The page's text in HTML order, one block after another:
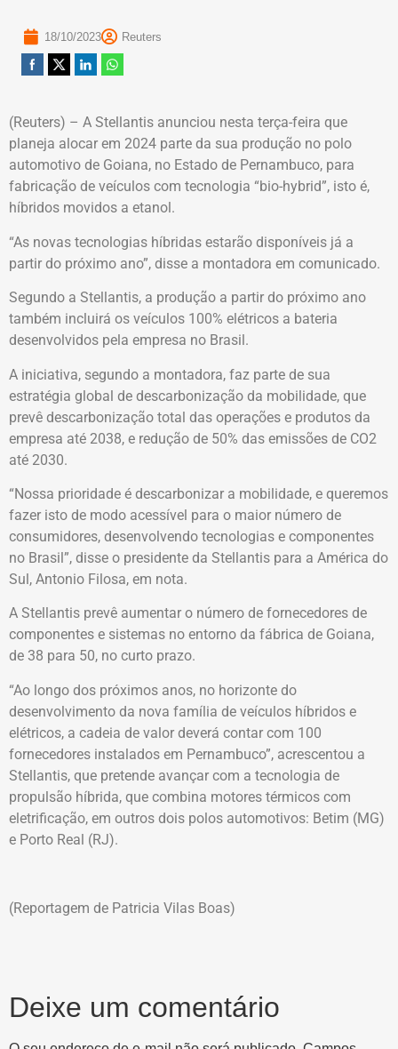
18/10/2023 Reuters
(Reuters) – A Stellantis anunciou nesta terça-feira que
planeja alocar em 2024 parte da sua produção no polo
automotivo de Goiana, no Estado de Pernambuco, para
fabricação de veículos com tecnologia “bio-hybrid”, isto é,
híbridos movidos a etanol.
“As novas tecnologias híbridas estarão disponíveis já a
partir do próximo ano”, disse a montadora em comunicado.
Segundo a Stellantis, a produção a partir do próximo ano
também incluirá os veículos 100% elétricos a bateria
desenvolvidos pela empresa no Brasil.
A iniciativa, segundo a montadora, faz parte de sua
estratégia global de descarbonização da mobilidade, que
prevê descarbonização total das operações e produtos da
empresa até 2038, e redução de 50% das emissões de CO2
até 2030.
“Nossa prioridade é descarbonizar a mobilidade, e queremos
fazer isto de modo acessível para o maior número de
consumidores, desenvolvendo tecnologias e componentes
no Brasil”, disse o presidente da Stellantis para a América do
Sul, Antonio Filosa, em nota.
A Stellantis prevê aumentar o número de fornecedores de
componentes e sistemas no entorno da fábrica de Goiana,
de 38 para 50, no curto prazo.
“Ao longo dos próximos anos, no horizonte do
desenvolvimento da nova família de veículos híbridos e
elétricos, a cadeia de valor deverá contar com 100
fornecedores instalados em Pernambuco”, acrescentou a
Stellantis, que pretende avançar com a tecnologia de
propulsão híbrida, que combina motores térmicos com
eletrificação, em outros dois polos automotivos: Betim (MG)
e Porto Real (RJ).
(Reportagem de Patricia Vilas Boas)
Deixe um comentário